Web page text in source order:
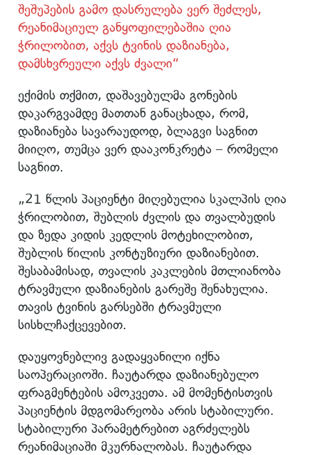
შეშუპების გამო დასრულება ვერ შეძლეს,
რეანიმაციულ განყოფილებაშია ღია
ჭრილობით, აქვს ტვინის დაზიანება,
დამსხვრეული აქვს ძვალი“
ექიმის თქმით, დაშავებულმა გონების
დაკარგვამდე მათთან განაცხადა, რომ,
დაზიანება სავარაუდოდ, ბლაგვი საგნით
მიიღო, თუმცა ვერ დააკონკრეტა – რომელი
საგნით.
„21 წლის პაციენტი მიღებულია სკალპის ღია
ჭრილობით, შუბლის ძვლის და თვალბუდის
და ზედა კიდის კედლის მოტეხილობით,
შუბლის წილის კონტუზიური დაზიანებით.
შესაბამისად, თვალის კაკლების მთლიანობა
ტრავმული დაზიანების გარეშე შენახულია.
თავის ტვინის გარსებში ტრავმული
სისხლჩაქცევებით.
დაუყოვნებლივ გადაყვანილი იქნა
საოპერაციოში. ჩაუტარდა დაზიანებულო
ფრაგმენტების ამოკვეთა. ამ მომენტისთვის
პაციენტის მდგომარეობა არის სტაბილური.
სტაბილური პარამეტრებით აგრძელებს
რეანიმაციაში მკურნალობას. ჩაუტარდა